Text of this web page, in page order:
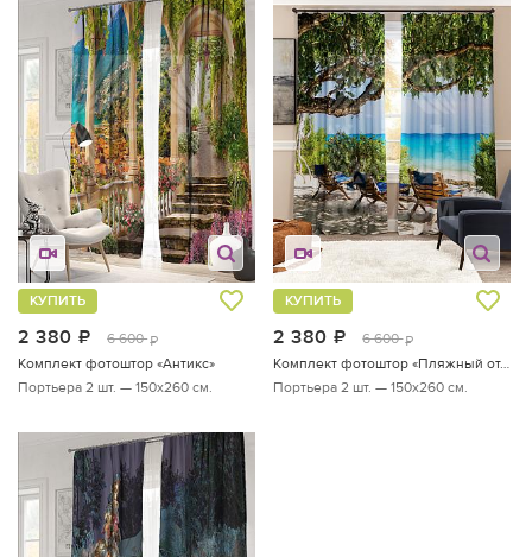
2 380 руб.
6 600 руб.
КУПИТЬ
Комплект фотоштор «Антикс»
Портьера 2 шт. — 150х260 см.
2 380 руб.
6 600 руб.
КУПИТЬ
Комплект фотоштор «Пляжный отдых»
Портьера 2 шт. — 150х260 см.